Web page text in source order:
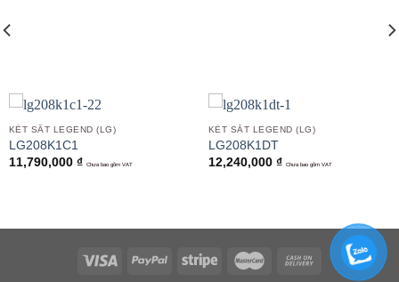
KÉT SẮT LEGEND (LG)
LG208K1C1
11,790,000 ₫ Chưa bao gồm VAT
KÉT SẮT LEGEND (LG)
LG208K1DT
12,240,000 ₫ Chưa bao gồm VAT